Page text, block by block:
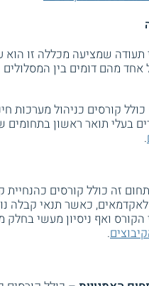
תעודה שמציעה מכללה זו
מהם דומים בין המסלולים
קורסים כניהול מערכות
בעלי תואר ראשון
.
זה כולל קורסים כהנחיית
כאשר תנאי קבלה
הקורס ואף ניסיון מעשי
.